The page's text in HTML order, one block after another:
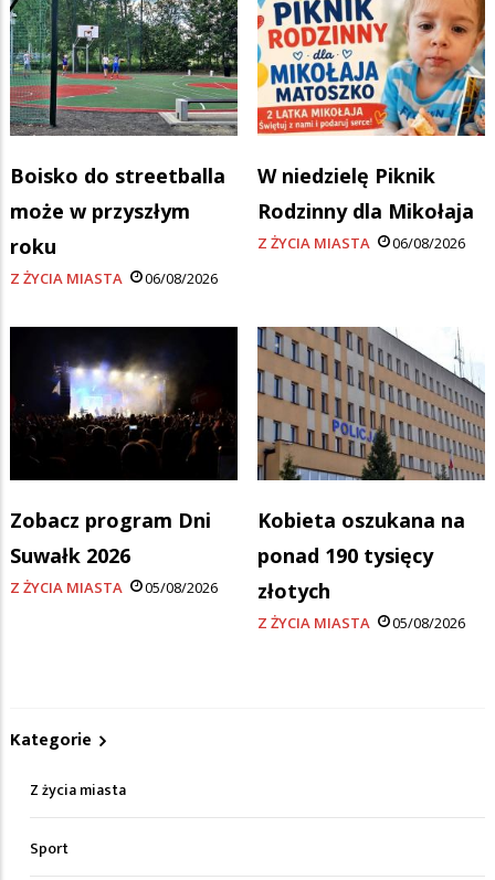
Boisko do streetballa
może w przyszłym
roku
Z ŻYCIA MIASTA 06/08/2026
W niedzielę Piknik
Rodzinny dla Mikołaja
Z ŻYCIA MIASTA 06/08/2026
Zobacz program Dni
Suwałk 2026
Z ŻYCIA MIASTA 05/08/2026
Kobieta oszukana na
ponad 190 tysięcy
złotych
Z ŻYCIA MIASTA 05/08/2026
Kategorie
Z życia miasta
Sport